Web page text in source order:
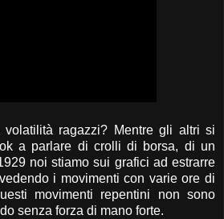
ragazzi? Mentre gli altri si
a parlare di crolli di borsa, di un
noi stiamo sui grafici ad estrarre
i movimenti con varie ore di
movimenti repentini non sono
senza forza di mano forte.